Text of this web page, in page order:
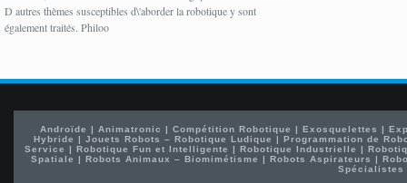
D autres thèmes susceptibles d\'aborder la robotique y sont
également traités. Philoo
Androïde | Animatronic | Compétition Robotique | Exosquelettes |
Hybride |Jouets Robots – Robotique Ludique |Programmation de
Service | Robotique Fun et Intelligente | Robotique Industrielle |
Spatiale | Robots Animaux – Biomimétisme | Robots Aspirateurs |
Spécialistes